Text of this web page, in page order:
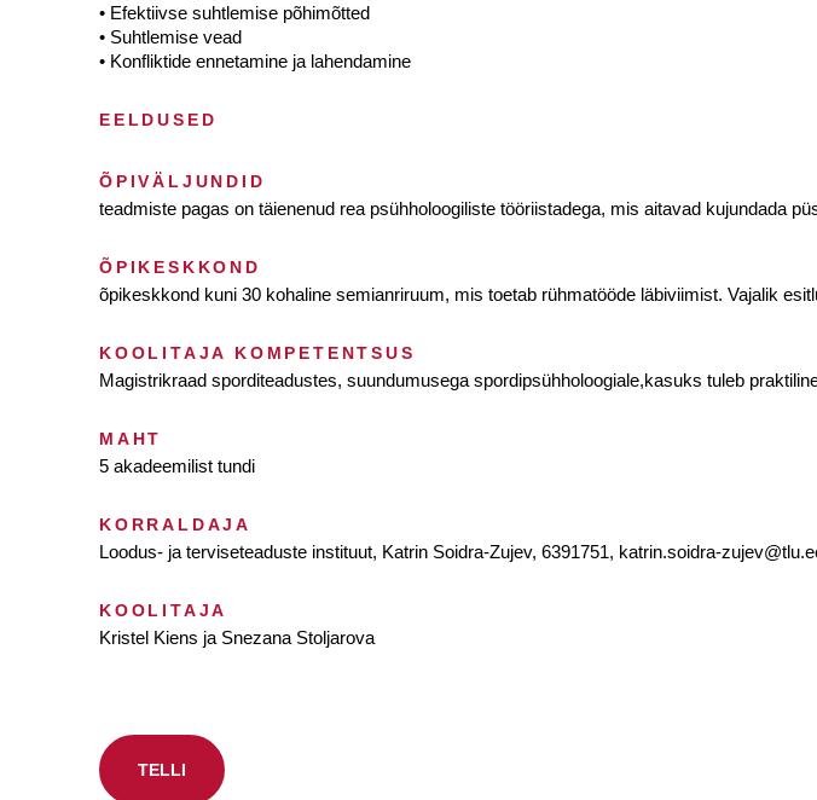
• Efektiivse suhtlemise põhimõtted
• Suhtlemise vead
• Konfliktide ennetamine ja lahendamine
EELDUSED
ÕPIVÄLJUNDID
teadmiste pagas on täienenud rea psühholoogiliste tööriistadega, mis aitavad kujundada
ÕPIKESKKOND
õpikeskkond kuni 30 kohaline semianriruum, mis toetab rühmatööde läbiviimist. Vajalik
KOOLITAJA KOMPETENTSUS
Magistrikraad sporditeadustes, suundumusega spordipsühholoogiale,kasuks tuleb
MAHT
5 akadeemilist tundi
KORRALDAJA
Loodus- ja terviseteaduste instituut, Katrin Soidra-Zujev, 6391751, katrin.soidra-
KOOLITAJA
Kristel Kiens ja Snezana Stoljarova
TELLI